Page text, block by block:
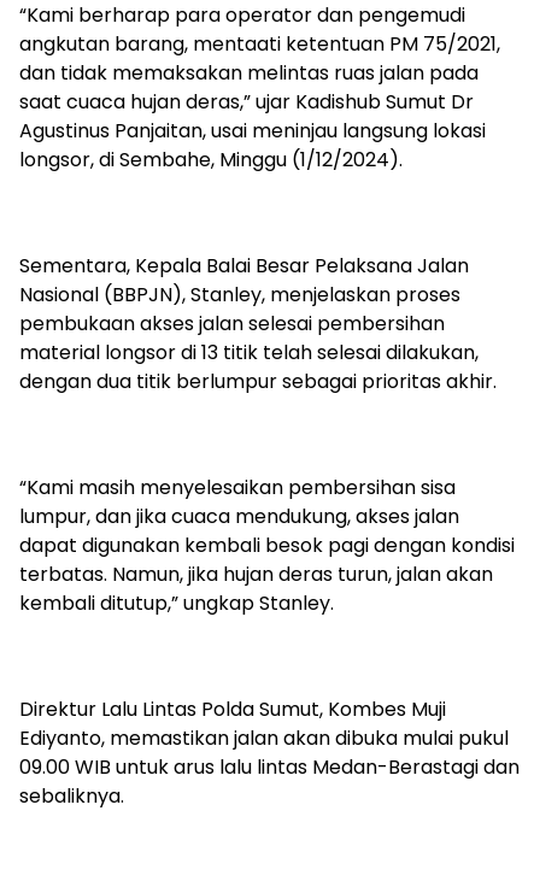
“Kami berharap para operator dan pengemudi
angkutan barang, mentaati ketentuan PM 75/2021,
dan tidak memaksakan melintas ruas jalan pada
saat cuaca hujan deras,” ujar Kadishub Sumut Dr
Agustinus Panjaitan, usai meninjau langsung lokasi
longsor, di Sembahe, Minggu (1/12/2024).
Sementara, Kepala Balai Besar Pelaksana Jalan
Nasional (BBPJN), Stanley, menjelaskan proses
pembukaan akses jalan selesai pembersihan
material longsor di 13 titik telah selesai dilakukan,
dengan dua titik berlumpur sebagai prioritas akhir.
“Kami masih menyelesaikan pembersihan sisa
lumpur, dan jika cuaca mendukung, akses jalan
dapat digunakan kembali besok pagi dengan kondisi
terbatas. Namun, jika hujan deras turun, jalan akan
kembali ditutup,” ungkap Stanley.
Direktur Lalu Lintas Polda Sumut, Kombes Muji
Ediyanto, memastikan jalan akan dibuka mulai pukul
09.00 WIB untuk arus lalu lintas Medan-Berastagi dan
sebaliknya.